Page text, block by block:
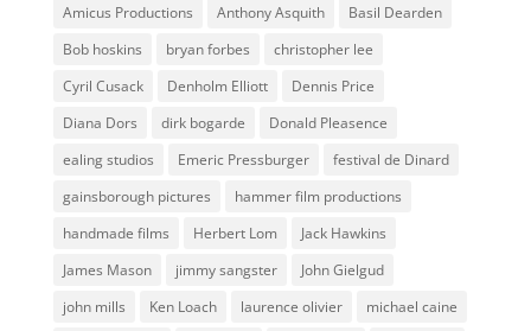
Amicus Productions
Anthony Asquith
Basil Dearden
Bob hoskins
bryan forbes
christopher lee
Cyril Cusack
Denholm Elliott
Dennis Price
Diana Dors
dirk bogarde
Donald Pleasence
ealing studios
Emeric Pressburger
festival de Dinard
gainsborough pictures
hammer film productions
handmade films
Herbert Lom
Jack Hawkins
James Mason
jimmy sangster
John Gielgud
john mills
Ken Loach laurence olivier
michael caine